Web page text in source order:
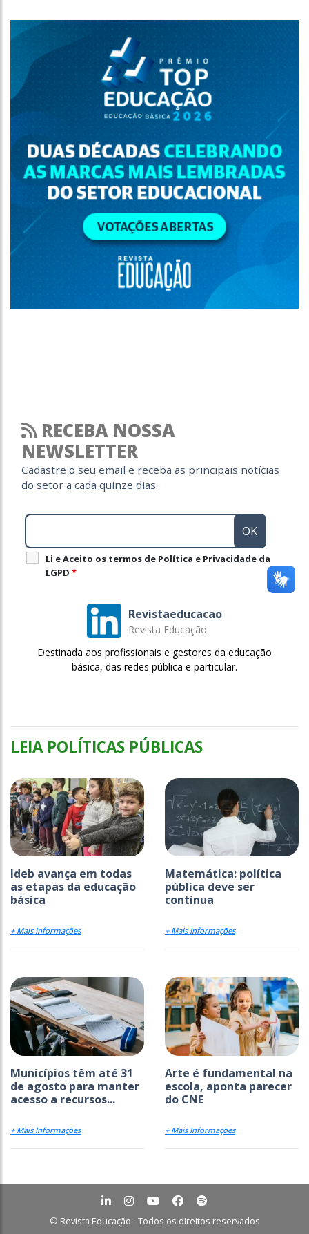
RECEBA NOSSA
NEWSLETTER
Cadastre o seu email e receba as principais notícias
do setor a cada quinze dias.
Li e Aceito os termos de Política e Privacidade da
LGPD *
Revistaeducacao
Revista Educação
Destinada aos profissionais e gestores da educação
básica, das redes pública e particular.
LEIA POLÍTICAS PÚBLICAS
Ideb avança em todas
as etapas da educação
básica
+ Mais Informações
Matemática: política
pública deve ser
contínua
+ Mais Informações
Municípios têm até 31
de agosto para manter
acesso a recursos...
+ Mais Informações
Arte é fundamental na
escola, aponta parecer
do CNE
+ Mais Informações
© Revista Educação - Todos os direitos reservados